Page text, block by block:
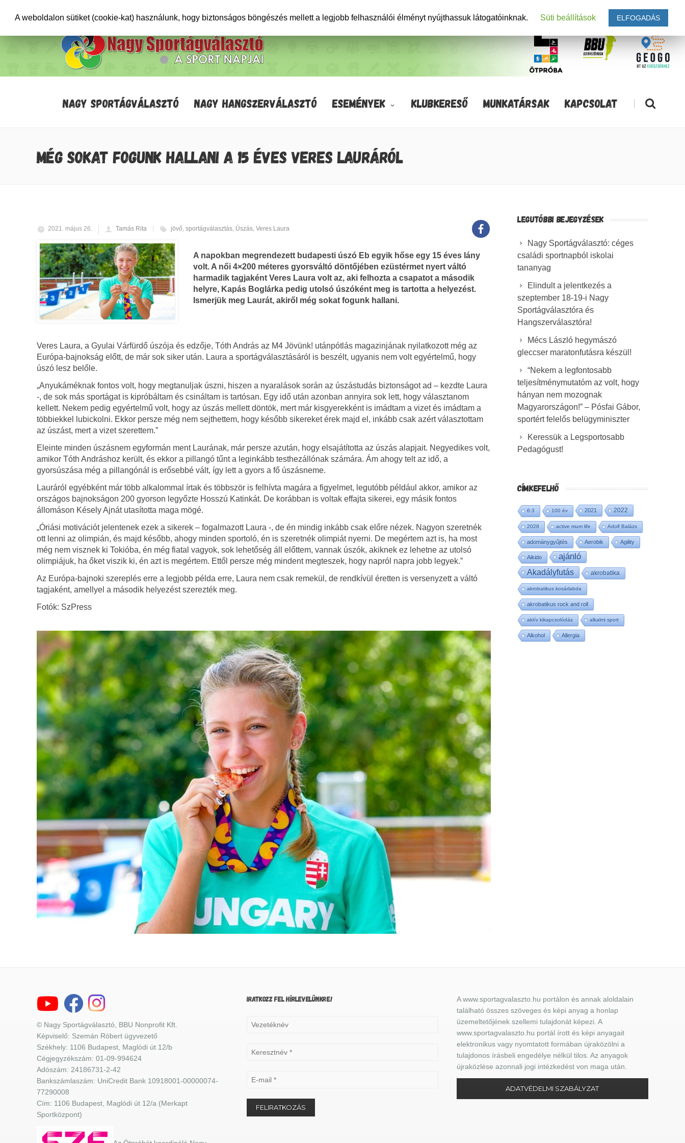
NAGY SPORTÁGVÁLASZTÓ NAGY HANGSZERVÁLASZTÓ ESEMÉNYEK KLUBKERESŐ MUNKATÁRSAK KAPCSOLAT |
MÉG SOKAT FOGUNK HALLANI A 15 ÉVES VERES LAURÁRÓL
2021. május 26. Tamás Rita jövő, sportágválasztás, Úszás, Veres Laura
A napokban megrendezett budapesti úszó Eb egyik hőse egy 15 éves lány
volt. A női 4×200 méteres gyorsváltó döntőjében ezüstérmet nyert váltó
harmadik tagjaként Veres Laura volt az, aki felhozta a csapatot a második
helyre, Kapás Boglárka pedig utolsó úszóként meg is tartotta a helyezést.
Ismerjük meg Laurát, akiről még sokat fogunk hallani.
Veres Laura, a Gyulai Várfürdő úszója és edzője, Tóth András az M4 Jövünk! utánpótlás magazinjának nyilatkozott még az
Európa-bajnokság előtt, de már sok siker után. Laura a sportágválasztásáról is beszélt, ugyanis nem volt egyértelmű, hogy
úszó lesz belőle.
„Anyukáméknak fontos volt, hogy megtanuljak úszni, hiszen a nyaralások során az úszástudás biztonságot ad – kezdte Laura
-, de sok más sportágat is kipróbáltam és csináltam is tartósan. Egy idő után azonban annyira sok lett, hogy választanom
kellett. Nekem pedig egyértelmű volt, hogy az úszás mellett döntök, mert már kisgyerekként is imádtam a vizet és imádtam a
többiekkel lubickolni. Ekkor persze még nem sejthettem, hogy később sikereket érek majd el, inkább csak azért választottam
az úszást, mert a vizet szerettem.”
Eleinte minden úszásnem egyformán ment Laurának, már persze azután, hogy elsajátította az úszás alapjait. Negyedikes volt,
amikor Tóth Andráshoz került, és ekkor a pillangó tűnt a leginkább testhezállónak számára. Ám ahogy telt az idő, a
gyorsúszása még a pillangónál is erősebbé vált, így lett a gyors a fő úszásneme.
Lauráról egyébként már több alkalommal írtak és többször is felhívta magára a figyelmet, legutóbb például akkor, amikor az
országos bajnokságon 200 gyorson legyőzte Hosszú Katinkát. De korábban is voltak effajta sikerei, egy másik fontos
állomáson Késely Ajnát utasította maga mögé.
„Óriási motivációt jelentenek ezek a sikerek – fogalmazott Laura -, de én mindig inkább csak előre nézek. Nagyon szeretnék
ott lenni az olimpián, és majd később, ahogy minden sportoló, én is szeretnék olimpiát nyerni. De megértem azt is, ha most
még nem visznek ki Tokióba, én még fiatal vagyok, sok lehetőség áll előttem, vannak úszók, akiknek ez lehetne az utolsó
olimpiájuk, ha őket viszik ki, én azt is megértem. Ettől persze még mindent megteszek, hogy napról napra jobb legyek.”
Az Európa-bajnoki szereplés erre a legjobb példa erre, Laura nem csak remekül, de rendkívül éretten is versenyzett a váltó
tagjaként, amellyel a második helyezést szerezték meg.
Fotók: SzPress
LEGUTÓBBI BEJEGYZÉSEK
Nagy Sportágválasztó: céges
családi sportnapból iskolai
tananyag
Elindult a jelentkezés a
szeptember 18-19-i Nagy
Sportágválasztóra és
Hangszerválasztóra!
Mécs László hegymászó
gleccser maratonfutásra készül!
“Nekem a legfontosabb
teljesítménymutatóm az volt, hogy
hányan nem mozognak
Magyarországon!” – Pósfai Gábor,
sportért felelős belügyminiszter
Keressük a Legsportosabb
Pedagógust!
CÍMKEFELHŐ
6:3 100 év 2021 2022
2028 active mum life Adolf Balázs
adománygyűjtés Aerobik Agility
Aikido ajánló
Akadályfutás akrobatika
akrobatikus kosárlabda
akrobatikus rock and roll
aktív kikapcsolódás alkalmi sport
Alkohol Allergia
© Nagy Sportágválasztó, BBU Nonprofit Kft.
Képviselő: Szemán Róbert ügyvezető
Székhely: 1106 Budapest, Maglódi út 12/b
Cégjegyzékszám: 01-09-994624
Adószám: 24186731-2-42
Bankszámlaszám: UniCredit Bank 10918001-00000074-
77290008
Cím: 1106 Budapest, Maglódi út 12/a (Merkapt
Sportközpont)
IRATKOZZ FEL HÍRLEVELÜNKRE!
A www.sportagvalaszto.hu portálon és annak aloldalain
található összes szöveges és képi anyag a honlap
üzemeltetőjének szellemi tulajdonát képezi. A
www.sportagvalaszto.hu portál írott és képi anyagait
elektronikus vagy nyomtatott formában újraközölni a
tulajdonos írásbeli engedélye nélkül tilos. Az anyagok
újraközlése azonnali jogi intézkedést von maga után.
ADATVÉDELMI SZABÁLYZAT
A weboldalon sütiket (cookie-kat) használunk, hogy biztonságos böngészés mellett a legjobb felhasználói élményt nyújthassuk látogatóinknak. Süti beállítások ELFOGADÁS